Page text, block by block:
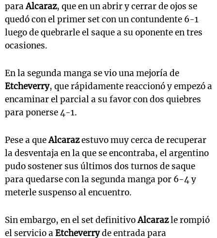
paraAlcaraz, que en un abrir y cerrar de ojos se
quedó con el primer set con un contundente 6-1
luego de quebrarle el saque a su oponente en tres
ocasiones.
En la segunda manga se vio una mejoría de
Etcheverry, que rápidamente reaccionó y empezó a
encaminar el parcial a su favor con dos quiebres
para ponerse 4-1.
Pese a queAlcarazestuvo muy cerca de recuperar
la desventaja en la que se encontraba, el argentino
pudo sostener sus últimos dos turnos de saque
para quedarse con la segunda manga por 6-4 y
meterle suspenso al encuentro.
Sin embargo, en el set definitivoAlcarazle rompió
el servicio aEtcheverryde entrada para